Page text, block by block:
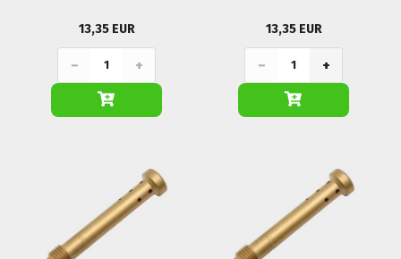
13,35 EUR
− +
13,35 EUR
− +